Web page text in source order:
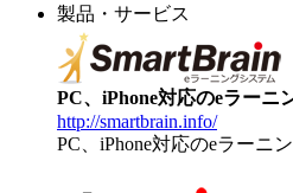
製品・サービス
PC、iPhone対応のeラーニ
http://smartbrain.info/
PC、iPhone対応のeラーニ